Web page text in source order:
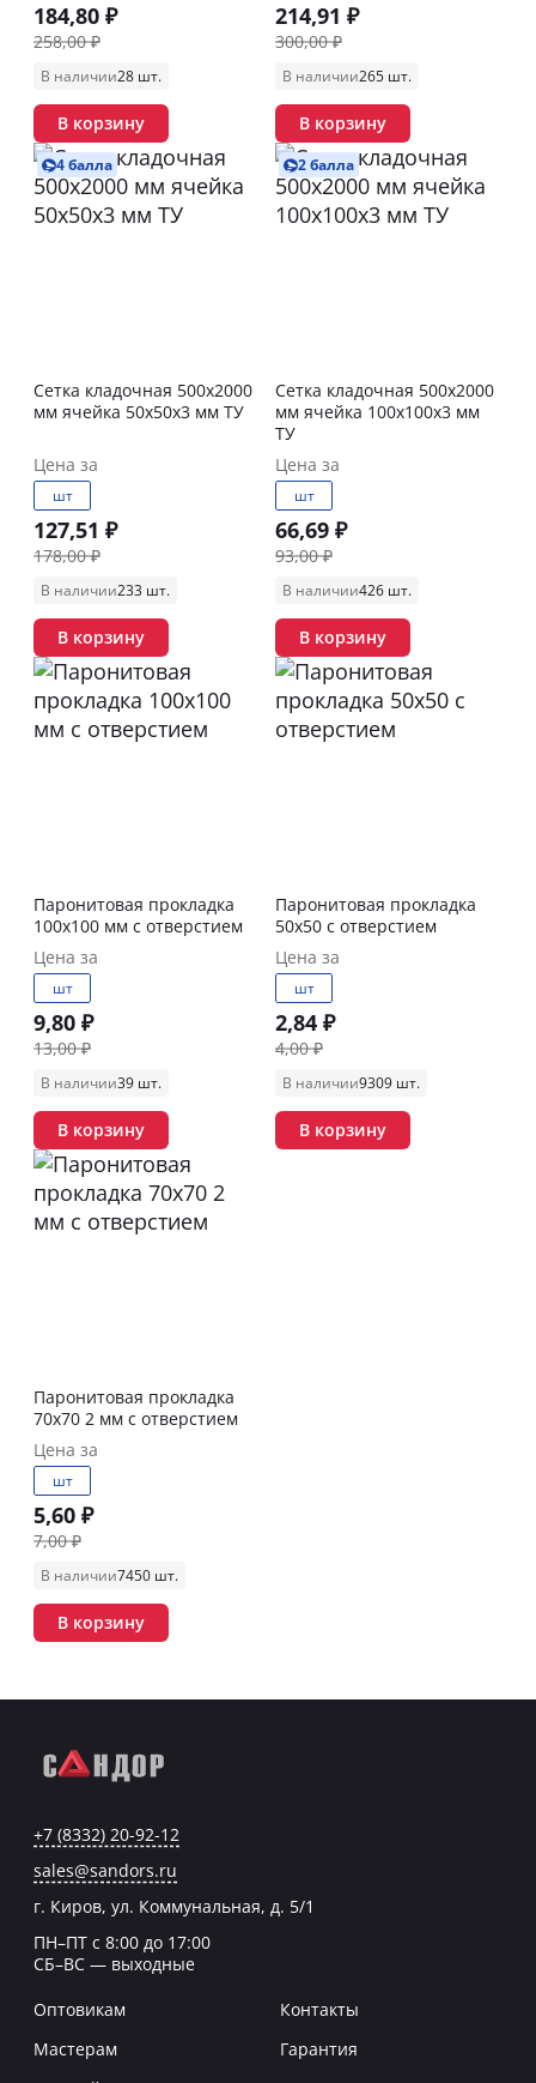
184,80 ₽
258,00 ₽
В наличии28 шт.
В корзину
214,91 ₽
300,00 ₽
В наличии265 шт.
В корзину
4 балла
Сетка кладочная 500х2000
мм ячейка 50х50х3 мм ТУ
Цена за
шт
127,51 ₽
178,00 ₽
В наличии233 шт.
В корзину
2 балла
Сетка кладочная 500х2000
мм ячейка 100х100х3 мм
ТУ
Цена за
шт
66,69 ₽
93,00 ₽
В наличии426 шт.
В корзину
Паронитовая прокладка
100х100 мм с отверстием
Цена за
шт
9,80 ₽
13,00 ₽
В наличии39 шт.
В корзину
Паронитовая прокладка
50х50 с отверстием
Цена за
шт
2,84 ₽
4,00 ₽
В наличии9309 шт.
В корзину
Паронитовая прокладка
70х70 2 мм с отверстием
Цена за
шт
5,60 ₽
7,00 ₽
В наличии7450 шт.
В корзину
+7 (8332) 20-92-12
sales@sandors.ru
г. Киров, ул. Коммунальная, д. 5/1
ПН–ПТ с 8:00 до 17:00
СБ–ВС — выходные
Оптовикам
Мастерам
Контакты
Гарантия